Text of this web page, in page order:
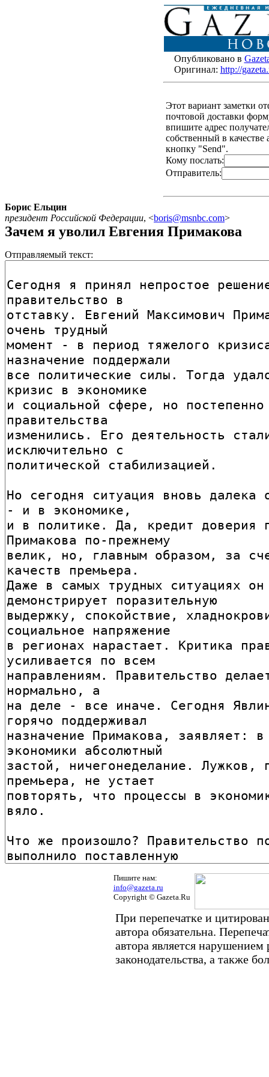
Опубликовано в
Оригинал: http://
Этот вариант заметки
почтовой доставки
впишите адрес
собственный в качестве
кнопку "Send".
Кому послать:
Отправитель:
Борис Ельцин
президент Российской Федерации, <boris@msnbc.com>
Зачем я уволил Евгения Примакова
Отправляемый текст:
Пишите нам:
info@gazeta.ru
Copyright © Gazeta.Ru
При перепечатке и
автора обязательна.
автора является
законодательства, а также